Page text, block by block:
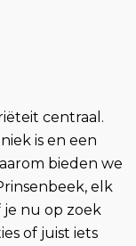
centraal.
is en een
bieden we
elk
je nu op zoek
of juist iets